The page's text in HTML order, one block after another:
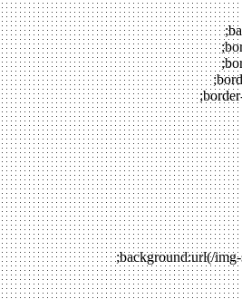
background:url(/